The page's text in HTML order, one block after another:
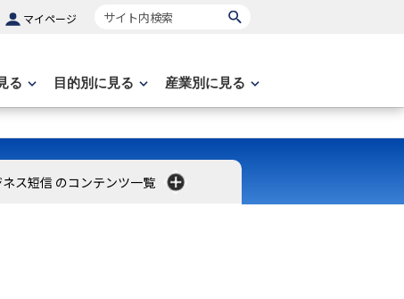
マイページ サイト内検索
る 目的別に見る 産業別に見る
ネス短信 のコンテンツ一覧